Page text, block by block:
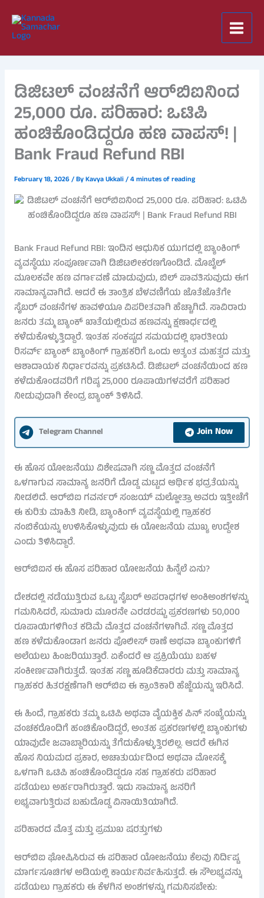
content
ಡಿಜಿಟಲ್ ವಂಚನೆಗೆ ಆರ್‌ಬಿಐನಿಂದ
25,000 ರೂ. ಪರಿಹಾರ: ಒಟಿಪಿ
ಹಂಚಿಕೊಂಡಿದ್ದರೂ ಹಣ ವಾಪಸ್! |
Bank Fraud Refund RBI
February 18, 2026/ ByKavya Ukkali/4 minutes of reading
Bank Fraud Refund RBI: ಇಂದಿನ ಆಧುನಿಕ ಯುಗದಲ್ಲಿ ಬ್ಯಾಂಕಿಂಗ್
ವ್ಯವಸ್ಥೆಯು ಸಂಪೂರ್ಣವಾಗಿ ಡಿಜಿಟಲೀಕರಣಗೊಂಡಿದೆ. ಮೊಬೈಲ್
ಮೂಲಕವೇ ಹಣ ವರ್ಗಾವಣೆ ಮಾಡುವುದು, ಬಿಲ್ ಪಾವತಿಸುವುದು ಈಗ
ಸಾಮಾನ್ಯವಾಗಿದೆ. ಆದರೆ ಈ ತಾಂತ್ರಿಕ ಬೆಳವಣಿಗೆಯ ಜೊತೆಜೊತೆಗೇ
ಸೈಬರ್ ವಂಚನೆಗಳ ಹಾವಳಿಯೂ ವಿಪರೀತವಾಗಿ ಹೆಚ್ಚಾಗಿದೆ. ಸಾವಿರಾರು
ಜನರು ತಮ್ಮ ಬ್ಯಾಂಕ್ ಖಾತೆಯಲ್ಲಿರುವ ಹಣವನ್ನು ಕ್ಷಣಾರ್ಧದಲ್ಲಿ
ಕಳೆದುಕೊಳ್ಳುತ್ತಿದ್ದಾರೆ. ಇಂತಹ ಸಂಕಷ್ಟದ ಸಮಯದಲ್ಲಿ ಭಾರತೀಯ
ರಿಸರ್ವ್ ಬ್ಯಾಂಕ್ ಬ್ಯಾಂಕಿಂಗ್ ಗ್ರಾಹಕರಿಗೆ ಒಂದು ಅತ್ಯಂತ ಮಹತ್ವದ ಮತ್ತು
ಆಶಾದಾಯಕ ನಿರ್ಧಾರವನ್ನು ಪ್ರಕಟಿಸಿದೆ. ಡಿಜಿಟಲ್ ವಂಚನೆಯಿಂದ ಹಣ
ಕಳೆದುಕೊಂಡವರಿಗೆ ಗರಿಷ್ಠ 25,000 ರೂಪಾಯಿಗಳವರೆಗೆ ಪರಿಹಾರ
ನೀಡುವುದಾಗಿ ಕೇಂದ್ರ ಬ್ಯಾಂಕ್ ತಿಳಿಸಿದೆ.
Telegram Channel Join Now
ಈ ಹೊಸ ಯೋಜನೆಯು ವಿಶೇಷವಾಗಿ ಸಣ್ಣ ಮೊತ್ತದ ವಂಚನೆಗೆ
ಒಳಗಾಗುವ ಸಾಮಾನ್ಯ ಜನರಿಗೆ ದೊಡ್ಡ ಮಟ್ಟದ ಆರ್ಥಿಕ ಭದ್ರತೆಯನ್ನು
ನೀಡಲಿದೆ. ಆರ್‌ಬಿಐ ಗವರ್ನರ್ ಸಂಜಯ್ ಮಲ್ಹೋತ್ರಾ ಅವರು ಇತ್ತೀಚೆಗೆ
ಈ ಕುರಿತು ಮಾಹಿತಿ ನೀಡಿ, ಬ್ಯಾಂಕಿಂಗ್ ವ್ಯವಸ್ಥೆಯಲ್ಲಿ ಗ್ರಾಹಕರ
ನಂಬಿಕೆಯನ್ನು ಉಳಿಸಿಕೊಳ್ಳುವುದು ಈ ಯೋಜನೆಯ ಮುಖ್ಯ ಉದ್ದೇಶ
ಎಂದು ತಿಳಿಸಿದ್ದಾರೆ.
ಆರ್‌ಬಿಐನ ಈ ಹೊಸ ಪರಿಹಾರ ಯೋಜನೆಯ ಹಿನ್ನೆಲೆ ಏನು?
ದೇಶದಲ್ಲಿ ನಡೆಯುತ್ತಿರುವ ಒಟ್ಟು ಸೈಬರ್ ಅಪರಾಧಗಳ ಅಂಕಿಅಂಶಗಳನ್ನು
ಗಮನಿಸಿದರೆ, ಸುಮಾರು ಮೂರನೇ ಎರಡರಷ್ಟು ಪ್ರಕರಣಗಳು 50,000
ರೂಪಾಯಿಗಳಿಗಿಂತ ಕಡಿಮೆ ಮೊತ್ತದ ವಂಚನೆಗಳಾಗಿವೆ. ಸಣ್ಣ ಮೊತ್ತದ
ಹಣ ಕಳೆದುಕೊಂಡಾಗ ಜನರು ಪೊಲೀಸ್ ಠಾಣೆ ಅಥವಾ ಬ್ಯಾಂಕುಗಳಿಗೆ
ಅಲೆಯಲು ಹಿಂಜರಿಯುತ್ತಾರೆ. ಏಕೆಂದರೆ ಆ ಪ್ರಕ್ರಿಯೆಯು ಬಹಳ
ಸಂಕೀರ್ಣವಾಗಿರುತ್ತದೆ. ಇಂತಹ ಸಣ್ಣ ಹೂಡಿಕೆದಾರರು ಮತ್ತು ಸಾಮಾನ್ಯ
ಗ್ರಾಹಕರ ಹಿತರಕ್ಷಣೆಗಾಗಿ ಆರ್‌ಬಿಐ ಈ ಕ್ರಾಂತಿಕಾರಿ ಹೆಜ್ಜೆಯನ್ನು ಇರಿಸಿದೆ.
ಈ ಹಿಂದೆ, ಗ್ರಾಹಕರು ತಮ್ಮ ಒಟಿಪಿ ಅಥವಾ ವೈಯಕ್ತಿಕ ಪಿನ್ ಸಂಖ್ಯೆಯನ್ನು
ವಂಚಕರೊಂದಿಗೆ ಹಂಚಿಕೊಂಡಿದ್ದರೆ, ಅಂತಹ ಪ್ರಕರಣಗಳಲ್ಲಿ ಬ್ಯಾಂಕುಗಳು
ಯಾವುದೇ ಜವಾಬ್ದಾರಿಯನ್ನು ತೆಗೆದುಕೊಳ್ಳುತ್ತಿರಲಿಲ್ಲ. ಆದರೆ ಈಗಿನ
ಹೊಸ ನಿಯಮದ ಪ್ರಕಾರ, ಅಚಾತುರ್ಯದಿಂದ ಅಥವಾ ಮೋಸಕ್ಕೆ
ಒಳಗಾಗಿ ಒಟಿಪಿ ಹಂಚಿಕೊಂಡಿದ್ದರೂ ಸಹ ಗ್ರಾಹಕರು ಪರಿಹಾರ
ಪಡೆಯಲು ಅರ್ಹರಾಗಿರುತ್ತಾರೆ. ಇದು ಸಾಮಾನ್ಯ ಜನರಿಗೆ
ಲಭ್ಯವಾಗುತ್ತಿರುವ ಬಹುದೊಡ್ಡ ವಿನಾಯಿತಿಯಾಗಿದೆ.
ಪರಿಹಾರದ ಮೊತ್ತ ಮತ್ತು ಪ್ರಮುಖ ಷರತ್ತುಗಳು
ಆರ್‌ಬಿಐ ಘೋಷಿಸಿರುವ ಈ ಪರಿಹಾರ ಯೋಜನೆಯು ಕೆಲವು ನಿರ್ದಿಷ್ಟ
ಮಾರ್ಗಸೂಚಿಗಳ ಅಡಿಯಲ್ಲಿ ಕಾರ್ಯನಿರ್ವಹಿಸುತ್ತದೆ. ಈ ಸೌಲಭ್ಯವನ್ನು
ಪಡೆಯಲು ಗ್ರಾಹಕರು ಈ ಕೆಳಗಿನ ಅಂಶಗಳನ್ನು ಗಮನಿಸಬೇಕು: